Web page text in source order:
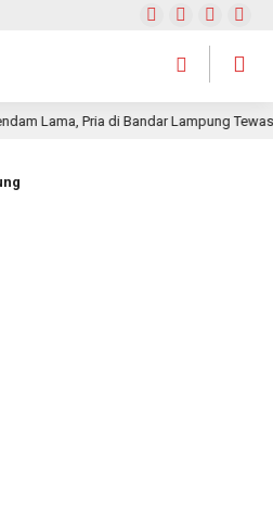
Pria di Bandar Lampung Tewas